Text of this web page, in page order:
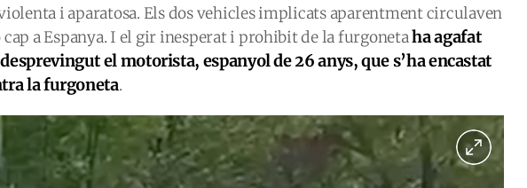
i aparatosa. Els dos vehicles implicats aparentment circulaven
a Espanya. I el gir inesperat i prohibit de la furgonetaha agafat
el motorista, espanyol de 26 anys, que s’ha encastat
la furgoneta.